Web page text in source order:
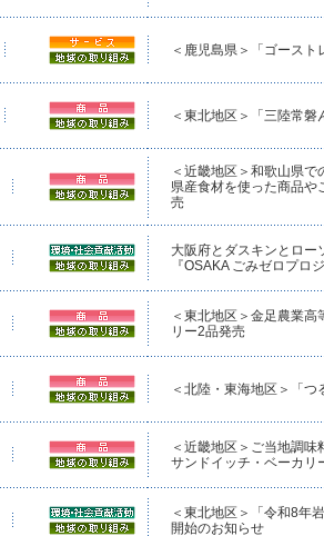
＜鹿児島県＞「ゴースト
＜東北地区＞「三陸常
＜近畿地区＞和歌山県
県産食材を使った商品や
売
大阪府とダスキンとロー
『OSAKA ごみゼロプロ
＜東北地区＞金足農業
リー2品発売
＜北陸・東海地区＞「
＜近畿地区＞ご当地調味
サンドイッチ・ベーカリ
＜東北地区＞「令和8年
開始のお知らせ